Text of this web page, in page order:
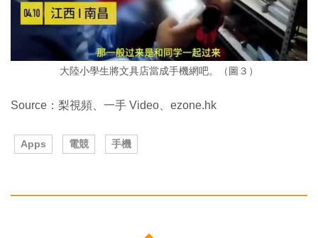
大陸小學生將文具店當成手機網吧。（圖３）
Source：梨視頻、一手 Video、ezone.hk
Apps 電競 手機